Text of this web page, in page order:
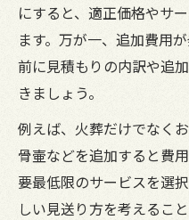
にすると、適正価格やサ
ます。万が一、追加費用
前に見積もりの内訳や追
きましょう。
例えば、火葬だけでなく
骨壷などを追加すると費
要最低限のサービスを選
しい見送り方を考えるこ